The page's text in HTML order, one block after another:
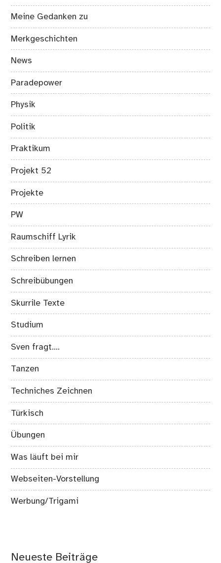
Meine Gedanken zu
Merkgeschichten
News
Paradepower
Physik
Politik
Praktikum
Projekt 52
Projekte
PW
Raumschiff Lyrik
Schreiben lernen
Schreibübungen
Skurrile Texte
Studium
Sven fragt….
Tanzen
Techniches Zeichnen
Türkisch
Übungen
Was läuft bei mir
Webseiten-Vorstellung
Werbung/Trigami
Neueste Beiträge